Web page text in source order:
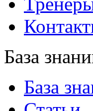
База
База